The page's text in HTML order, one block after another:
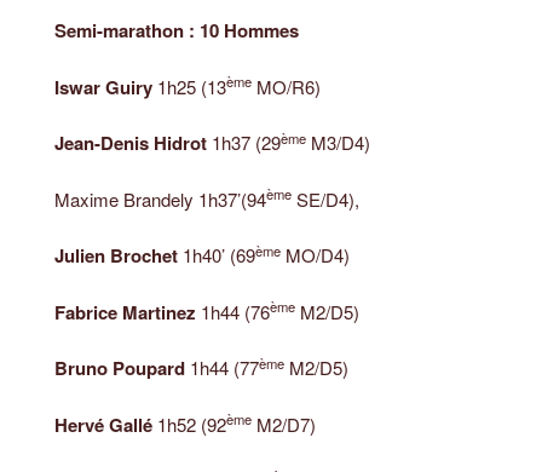
Semi-marathon : 10 Hommes
Iswar Guiry 1h25 (13ème MO/R6)
Jean-Denis Hidrot 1h37 (29ème M3/D4)
Maxime Brandely 1h37’(94ème SE/D4),
Julien Brochet 1h40’ (69ème MO/D4)
Fabrice Martinez 1h44 (76ème M2/D5)
Bruno Poupard 1h44 (77ème M2/D5)
Hervé Gallé 1h52 (92ème M2/D7)